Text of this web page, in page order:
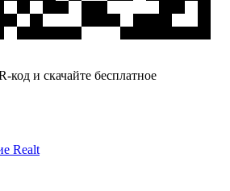
код и скачайте бесплатное
Realt